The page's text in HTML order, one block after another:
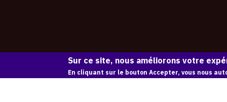
Sur ce site, nous améliorons votre
En cliquant sur le bouton Accepter, vous nous